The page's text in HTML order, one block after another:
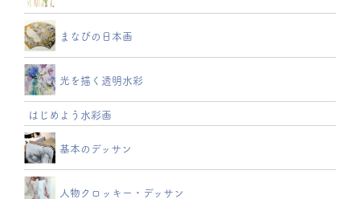
まなびの日本画
光を描く透明水彩
はじめよう水彩画
基本のデッサン
人物クロッキー・デッサン